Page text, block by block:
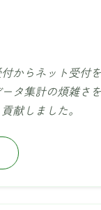
からネット受付
タ集計の煩雑さ
献しました。